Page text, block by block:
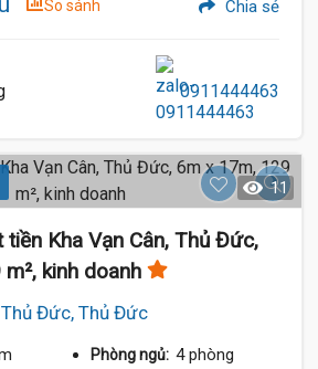
So sánh Chia sẻ
0911444463
11
tiền Kha Vạn Cân, Thủ Đức,
kinh doanh
Thủ Đức, Thủ Đức
Phòng ngủ: 4 phòng